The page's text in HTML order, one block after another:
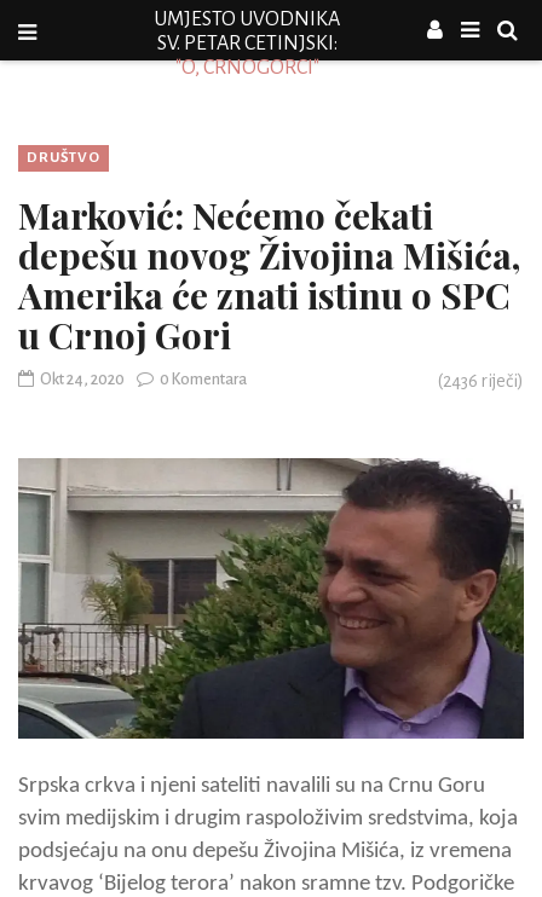
UMJESTO UVODNIKA
SV. PETAR CETINJSKI:
"O, CRNOGORCI"
DRUŠTVO
Marković: Nećemo čekati
depešu novog Živojina Mišića,
Amerika će znati istinu o SPC
u Crnoj Gori
Okt 24, 2020 0 Komentara (2436 riječi)
Srpska crkva i njeni sateliti navalili su na Crnu Goru
svim medijskim i drugim raspoloživim sredstvima, koja
podsjećaju na onu depešu Živojina Mišića, iz vremena
krvavog ‘Bijelog terora’ nakon sramne tzv. Podgoričke